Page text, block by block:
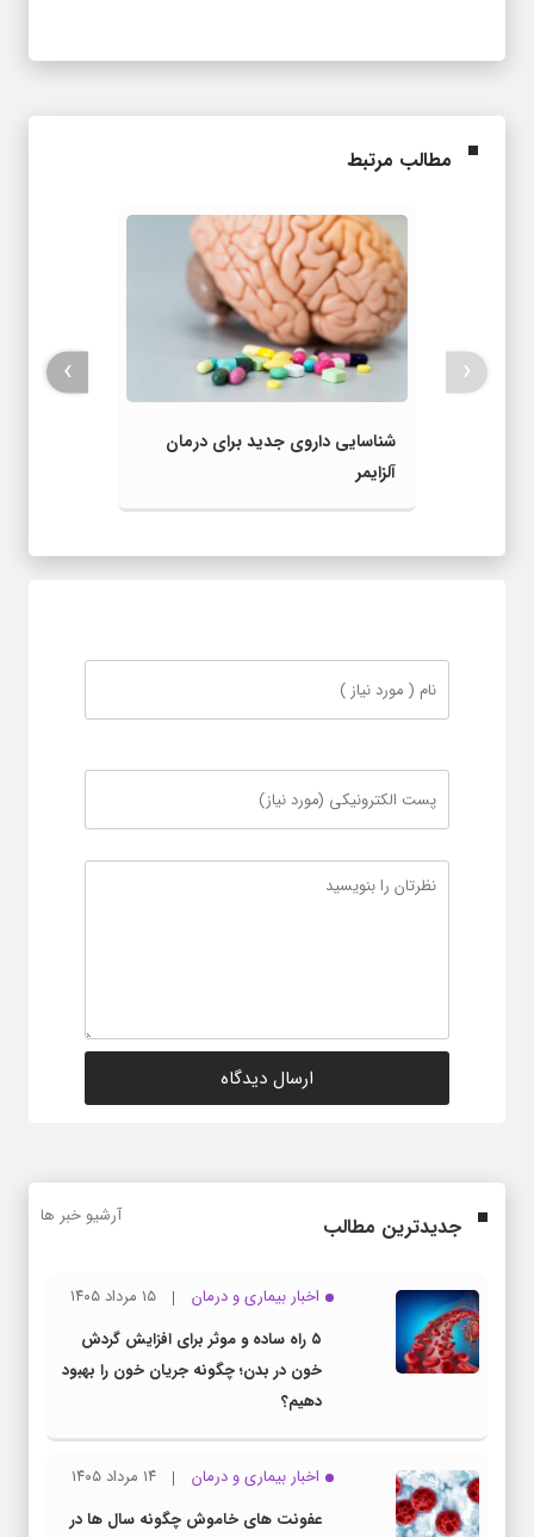
مطالب مرتبط
شناسایی داروی جدید برای درمان
آلزایمر
‹
›
جدیدترین مطالب آرشیو خبر ها
اخبار بیماری و درمان
۱۵ مرداد ۱۴۰۵
۵ راه ساده و موثر برای افزایش گردش
خون در بدن؛ چگونه جریان خون را بهبود
دهیم؟
اخبار بیماری و درمان
۱۴ مرداد ۱۴۰۵
عفونت های خاموش چگونه سال ها در